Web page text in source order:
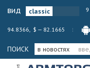
вид
94.8366, $ — 82.1665
ПОИСК в новостях